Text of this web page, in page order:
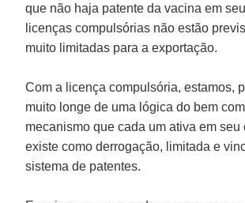
que não haja patente da vacina em
licenças compulsórias não estão
muito limitadas para a exportação.
Com a licença compulsória, estamos,
muito longe de uma lógica do bem
mecanismo que cada um ativa em seu
existe como derrogação, limitada e
sistema de patentes.